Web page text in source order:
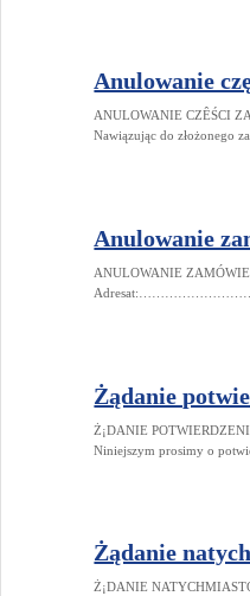
Anulowanie
ANULOWANIE
Nawiązując do
Anulowanie
ANULOWANIE
Żądanie
Ż¡DANIE
Niniejszym prosimy o
Żądanie
Ż¡DANIE